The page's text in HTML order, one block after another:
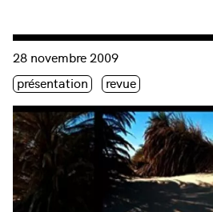
Consulter « Méta Femmes
28 novembre 2009
Étiquette(s)
présentation revue